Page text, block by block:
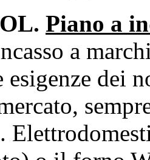
Piano a
a
esigenze dei